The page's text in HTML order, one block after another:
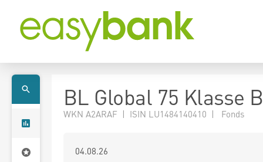
BL Global 75 Klasse
WKN A2ARAF | ISIN LU1484140410 | Fonds
04.08.26